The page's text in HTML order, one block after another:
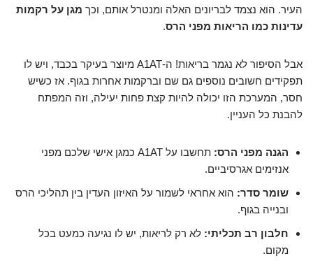
העיר. הוא נצמד לבריונים האלה ומנטרל אותם, וכך מגן על רקמות
עדינות כמו הריאות מפני הרס.
אבל הסיפור לא נגמר בריאות! ה-A1AT מיוצר בעיקר בכבד, ויש לו
תפקידים חשובים נוספים גם שם וברקמות אחרות בגוף. אז כשיש
חסר, המערכת הזו יכולה להיות קצת פחות יעילה, וזה המפתח
להבנת כל העניין.
הגנה מפני הרס:
תחשבו על A1AT כמגן אישי שלכם מפני
אנזימים אגרסיביים.
שומר סדר: הוא אחראי לשמור על האיזון העדין בין תהליכי הרס
ובנייה בגוף.
חלבון רב תכליתי: לא רק לריאות, יש לו נגיעה כמעט בכל
מקום.